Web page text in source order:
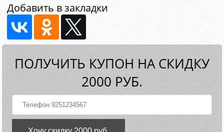
Добавить в закладки
ПОЛУЧИТЬ КУПОН НА СКИДКУ
2000 РУБ.